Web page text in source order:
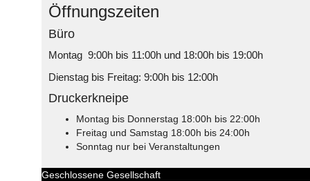
Öffnungszeiten
Büro
Montag 9:00h bis 11:00h und 18:00h bis 19:00h
Dienstag bis Freitag: 9:00h bis 12:00h
Druckerkneipe
Montag bis Donnerstag 18:00h bis 22:00h
Freitag und Samstag 18:00h bis 24:00h
Sonntag nur bei Veranstaltungen
Geschlossene Gesellschaft